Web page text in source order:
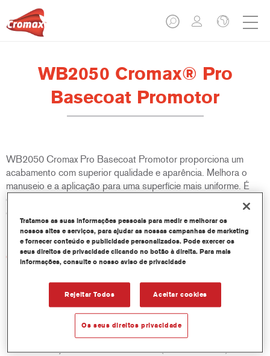
WB2050 Cromax® Pro
Basecoat Promotor
WB2050 Cromax Pro Basecoat Promotor proporciona um
acabamento com superior qualidade e aparência. Melhora o
manuseio e a aplicação para uma superfície mais uniforme. É
especialmente recomendado para cores lisas. Mesmo sob
condições climáticas difíceis, o WB2050 Cromax Pro Basecoat
Promotor proporciona um acabamento perfeito.
Características do produto
A aplicação torna-se mais fácil, devido a um melhor e mais
homogêneo molhar da Base no substrato,
Uma tela de limpeza pode ser usada logo após a aplicação.
Proporciona um acabamento com uma aparência suave
como seda, especialmente com cores lisas.
Melhora a aparência do Verniz.
Em condições climáticas extremas (baixa humidade)
Tratamos as suas informações pessoais para medir e melhorar os
nossos sites e serviços, para ajudar as nossas campanhas de marketing
e fornecer conteúdo e publicidade personalizados. Pode exercer os
seus direitos de privacidade clicando no botão à direita. Para mais
informações, consulte o nosso aviso de privacidade
Rejeitar Todos Aceitar cookies
Os seus direitos privacidade